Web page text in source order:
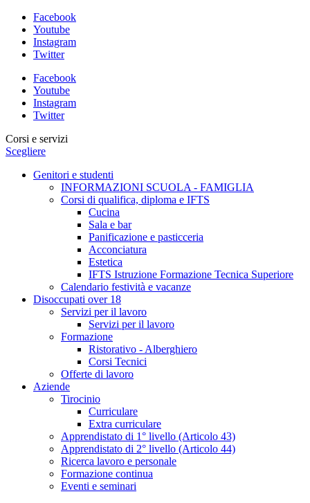
Facebook
Youtube
Instagram
Twitter
Facebook
Youtube
Instagram
Twitter
Corsi e servizi
Scegliere
Genitori e studenti
INFORMAZIONI SCUOLA - FAMIGLIA
Corsi di qualifica, diploma e IFTS
Cucina
Sala e bar
Panificazione e pasticceria
Acconciatura
Estetica
IFTS Istruzione Formazione Tecnica Superiore
Calendario festività e vacanze
Disoccupati over 18
Servizi per il lavoro
Servizi per il lavoro
Formazione
Ristorativo - Alberghiero
Corsi Tecnici
Offerte di lavoro
Aziende
Tirocinio
Curriculare
Extra curriculare
Apprendistato di 1° livello (Articolo 43)
Apprendistato di 2° livello (Articolo 44)
Ricerca lavoro e personale
Formazione continua
Eventi e seminari